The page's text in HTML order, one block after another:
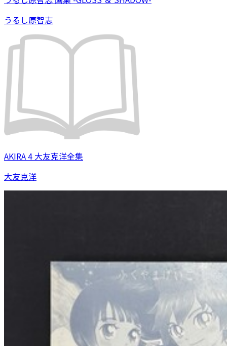
うるし原智志
AKIRA 4 大友克洋全集
大友克洋